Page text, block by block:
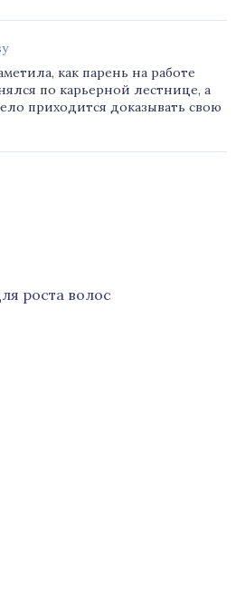
как парень на работе
по карьерной лестнице, а
приходится доказывать свою
роста волос